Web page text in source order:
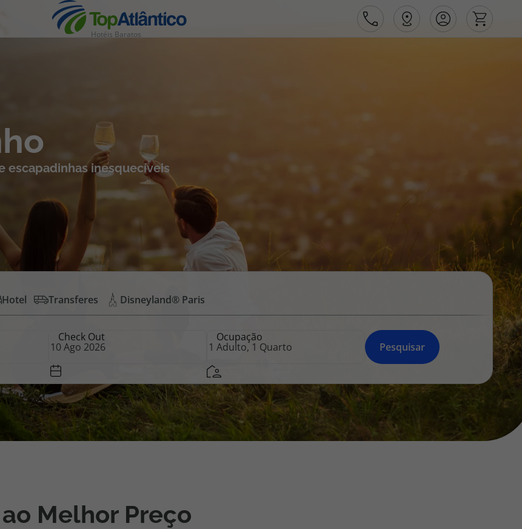
Hotéis Baratos
Apoio ao cliente no Estrangeiro
facilidade na marcação das suas viagens, tem ainda ao seu
dispor o nosso call center a funcionar todos os dias úteis das
10:00 às 20:00 e Sábado das 10:00 às 14:00.
escapadinhas inesquecíveis
Hotel Transferes Disneyland® Paris
Check Out Ocupação
Pesquisar
Melhor Preço